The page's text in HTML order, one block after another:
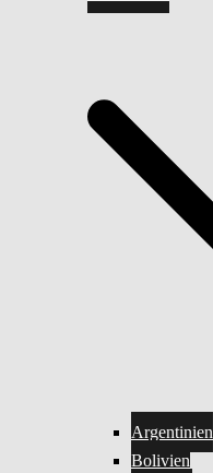
Argentinien
Bolivien